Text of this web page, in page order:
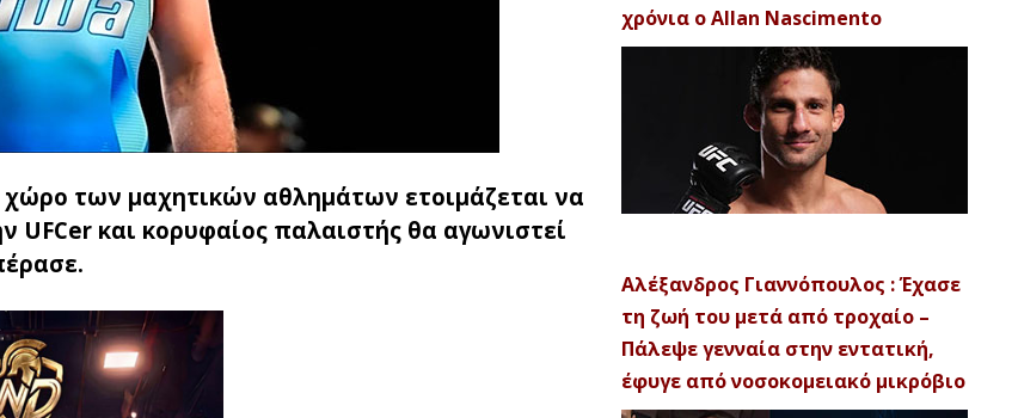
των μαχητικών αθλημάτων ετοιμάζεται να
και κορυφαίος παλαιστής θα αγωνιστεί
χρόνια ο Allan Nascimento
Αλέξανδρος Γιαννόπουλος : Έχασε
τη ζωή του μετά από τροχαίο –
Πάλεψε γενναία στην εντατική,
έφυγε από νοσοκομειακό μικρόβιο